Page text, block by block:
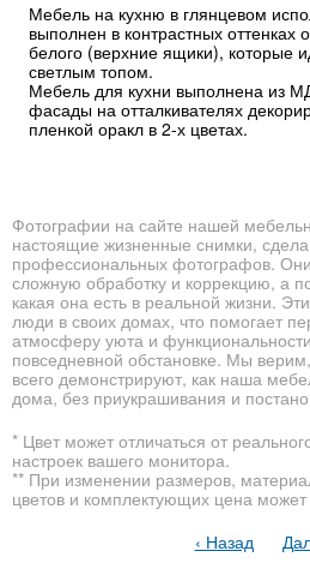
Мебель на кухню в глянцевом
выполнен в контрастных
белого (верхние ящики), которые
светлым топом.
Мебель для кухни выполнена из
фасады на отталкивателях
пленкой оракл в 2-х цветах.
Фотографии на сайте нашей
настоящие жизненные снимки,
профессиональных фотографов.
сложную обработку и коррекцию, а
какая она есть в реальной жизни.
люди в своих домах, что помогает
атмосферу уюта и
повседневной обстановке. Мы
всего демонстрируют, как наша
дома, без приукрашивания и
* Цвет может отличаться от
настроек вашего монитора.
** При изменении размеров,
цветов и комплектующих цена может
‹ Назад